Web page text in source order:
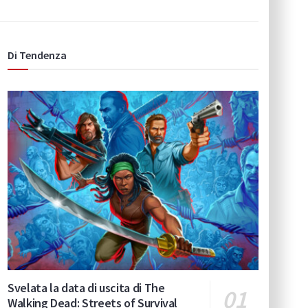
Di Tendenza
Svelata la data di uscita di The
Walking Dead: Streets of Survival